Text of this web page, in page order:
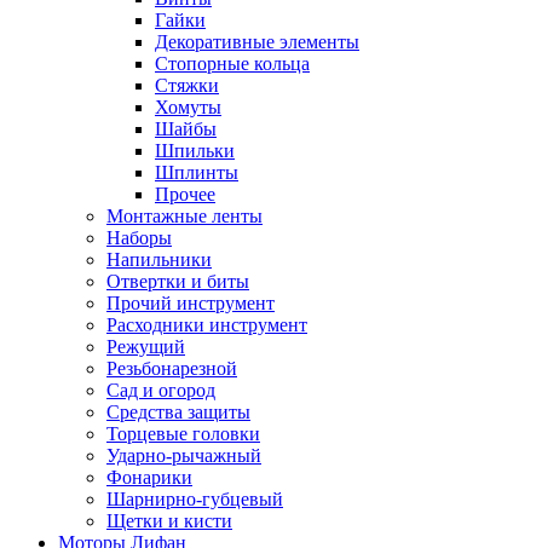
Гайки
Декоративные элементы
Стопорные кольца
Стяжки
Хомуты
Шайбы
Шпильки
Шплинты
Прочее
Монтажные ленты
Наборы
Напильники
Отвертки и биты
Прочий инструмент
Расходники инструмент
Режущий
Резьбонарезной
Сад и огород
Средства защиты
Торцевые головки
Ударно-рычажный
Фонарики
Шарнирно-губцевый
Щетки и кисти
Моторы Лифан